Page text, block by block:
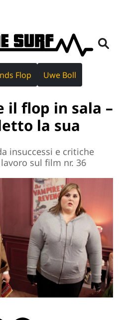
Flop Uwe Boll
il flop in sala –
la sua
insuccessi e critiche
sul film nr. 36